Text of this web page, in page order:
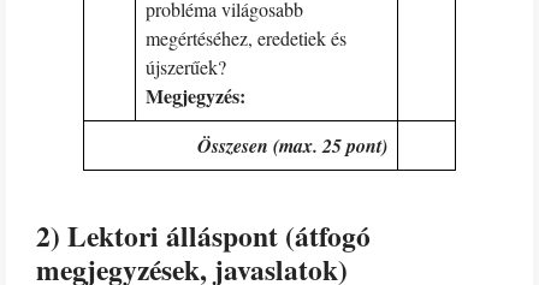
probléma világosabb
megértéséhez, eredetiek és
újszerűek?
Megjegyzés:
Összesen (max. 25 pont)
2) Lektori álláspont (átfogó
megjegyzések, javaslatok)